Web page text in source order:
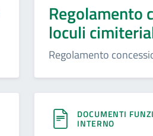
Regolamento
loculi
Regolamento
DOCUMENTI
INTERNO